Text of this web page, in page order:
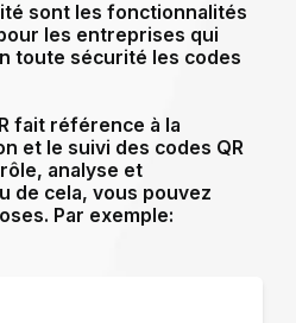
sont les fonctionnalités
les entreprises qui
toute sécurité les codes
fait référence à la
et le suivi des codes QR
analyse et
de cela, vous pouvez
Par exemple: